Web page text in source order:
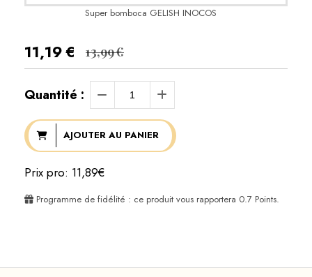
Super bomboca GELISH INOCOS
11,19€ 13,99€
Quantité :
AJOUTER AU PANIER
Prix pro: 11,89€
Programme de fidélité : ce produit vous rapportera 0.7 Points.